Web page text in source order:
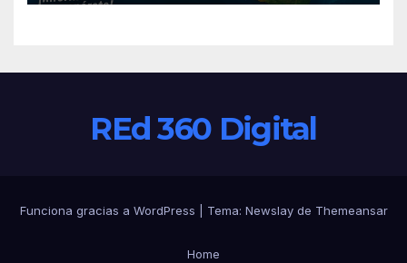
REd 360 Digital
Funciona gracias a WordPress Tema: Newslayde Themeansar
Home